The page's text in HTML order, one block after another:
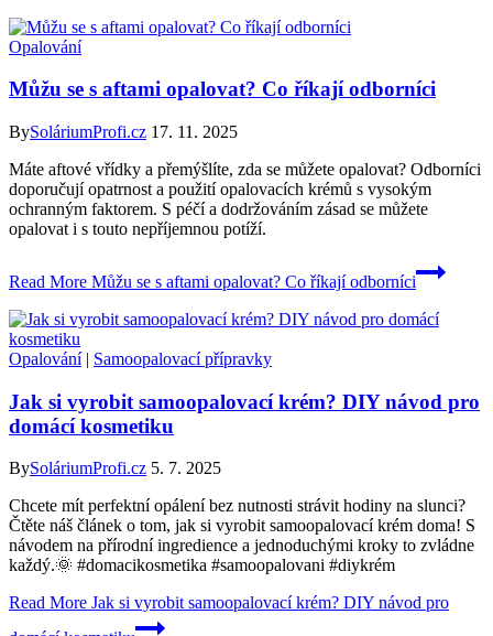
Opalování
Můžu se s aftami opalovat? Co říkají odborníci
BySoláriumProfi.cz 17. 11. 2025
Máte aftové vřídky a přemýšlíte, zda se můžete opalovat? Odborníci
doporučují opatrnost a použití opalovacích krémů s vysokým
ochranným faktorem. S péčí a dodržováním zásad se můžete
opalovat i s touto nepříjemnou potíží.
Read More Můžu se s aftami opalovat? Co říkají odborníci
Opalování| Samoopalovací přípravky
Jak si vyrobit samoopalovací krém? DIY návod pro
domácí kosmetiku
BySoláriumProfi.cz 5. 7. 2025
Chcete mít perfektní opálení bez nutnosti strávit hodiny na slunci?
Čtěte náš článek o tom, jak si vyrobit samoopalovací krém doma! S
návodem na přírodní ingredience a jednoduchými kroky to zvládne
každý.🌞 #domacikosmetika #samoopalovani #diykrém
Read More Jak si vyrobit samoopalovací krém? DIY návod pro